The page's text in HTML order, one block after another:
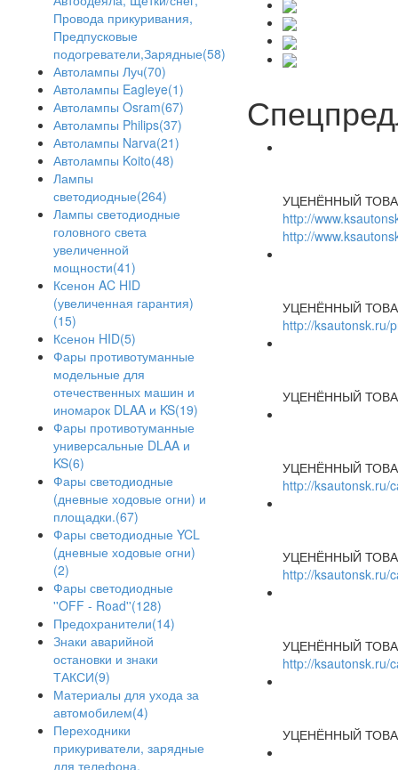
Провода прикуривания,
Предпусковые
подогреватели,Зарядные(58)
Автолампы Луч(70)
Автолампы Eagleye(1)
Автолампы Osram(67)
Автолампы Philips(37)
Автолампы Narva(21)
Автолампы Koito(48)
Лампы
светодиодные(264)
Лампы светодиодные
головного света
увеличенной
мощности(41)
Ксенон AC HID
(увеличенная гарантия)
(15)
Ксенон HID(5)
Фары противотуманные
модельные для
отечественных машин и
иномарок DLAA и KS(19)
Фары противотуманные
универсальные DLAA и
KS(6)
Фары светодиодные
(дневные ходовые огни) и
площадки.(67)
Фары светодиодные YCL
(дневные ходовые огни)
(2)
Фары светодиодные
''OFF - Road''(128)
Предохранители(14)
Знаки аварийной
остановки и знаки
ТАКСИ(9)
Материалы для ухода за
автомобилем(4)
Переходники
прикуриватели, зарядные
для телефона,
УЦЕНЁННЫЙ
http://
http://
УЦЕНЁННЫЙ
http://ksautonsk.ru/
УЦЕНЁННЫЙ
УЦЕНЁННЫЙ
http://ksautonsk.ru/
УЦЕНЁННЫЙ
http://ksautonsk.ru/
УЦЕНЁННЫЙ
http://ksautonsk.ru/
УЦЕНЁННЫЙ